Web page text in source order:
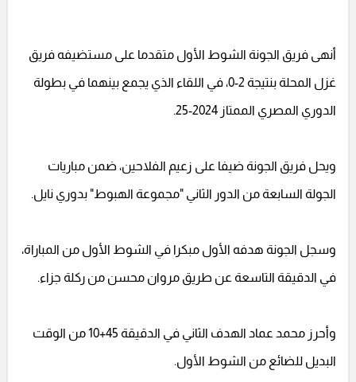
أنهى فريق الجونة الشوط الأول متقدما على مستضيفه فريق
غزل المحلة بنتيجة 2-0، في اللقاء الذي يجمع بينهما في بطولة
الدوري المصري الممتاز 2024-25.
ويحل فريق الجونة ضيفا على زعيم الفلاحين، ضمن مباريات
الجولة السابعة من الدور الثاني "مجموعة الهبوط" بدوري نايل.
وسجل الجونة هدفه الأول مبكرا في الشوط الأول من المباراة،
في الدقيقة التاسعة عن طريق مروان محسن من ركلة جزاء.
وأحرز محمد عماد الهدف الثاني في الدقيقة 45+10 من الوقت
البديل للضائع من الشوط الأول.